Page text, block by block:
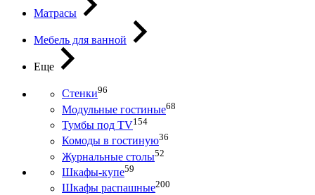
Матрасы
Мебель для ванной
Еще
Стенки96
Модульные гостиные68
Тумбы под ТV154
Комоды в гостиную36
Журнальные столы52
Шкафы-купе59
Шкафы распашные200